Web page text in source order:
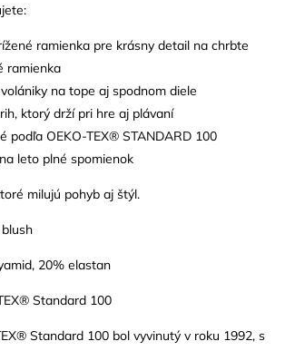
ramienka pre krásny detail na chrbte
ramienka
na tope aj spodnom diele
ktorý drží pri hre aj plávaní
podľa OEKO-TEX® STANDARD 100
leto plné spomienok
milujú pohyb aj štýl.
20% elastan
Standard 100
Standard 100 bol vyvinutý v roku 1992, s